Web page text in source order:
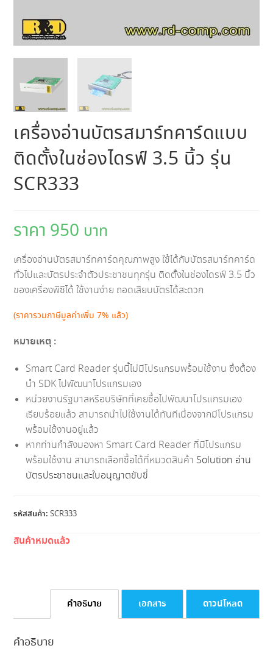
เครื่องอ่านบัตรสมาร์ทคาร์ดแบบ
ติดตั้งในช่องไดรฟ์ 3.5 นิ้ว รุ่น
SCR333
950
เครื่องอ่านบัตรสมาร์ทคาร์ดคุณภาพสูง ใช้ได้กับบัตรสมาร์ทคาร์ด
ทั่วไปและบัตรประจำตัวประชาชนทุกรุ่น ติดตั้งในช่องไดรฟ์ 3.5 นิ้ว
ของเครื่องพีซีได้ ใช้งานง่าย ถอดเสียบบัตรได้สะดวก
(ราคารวมภาษีมูลค่าเพิ่ม 7% แล้ว)
หมายเหตุ :
Smart Card Reader รุ่นนี้ไม่มีโปรแกรมพร้อมใช้งาน ซึ่งต้อง
นำ SDK ไปพัฒนาโปรแกรมเอง
หน่วยงานรัฐบาลหรือบริษัทที่เคยซื้อไปพัฒนาโปรแกรมเอง
เรียบร้อยแล้ว สามารถนำไปใช้งานได้ทันทีเนื่องจากมีโปรแกรม
พร้อมใช้งานอยู่แล้ว
หากท่านกำลังมองหา Smart Card Reader ที่มีโปรแกรม
พร้อมใช้งาน สามารถเลือกซื้อได้ที่หมวดสินค้า Solution อ่าน
บัตรประชาชนและใบอนุญาตขับขี่
รหัสสินค้า:SCR333
สินค้าหมดแล้ว
คำอธิบาย เอกสาร ดาวน์โหลด
คำอธิบาย